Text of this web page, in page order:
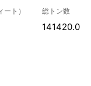
ト） 総トン数
141420.0